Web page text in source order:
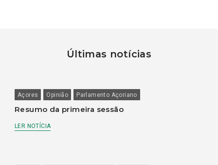
Últimas notícias
Açores Opinião Parlamento Açoriano
Resumo da primeira sessão
LER NOTÍCIA